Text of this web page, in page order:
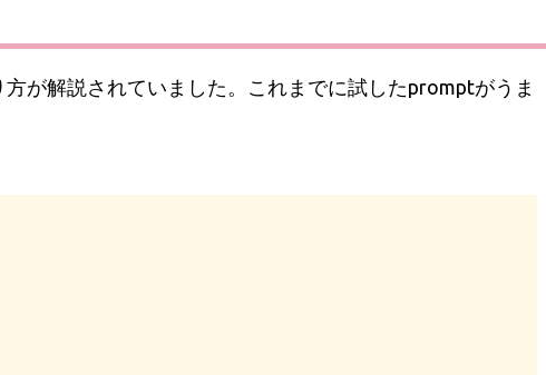
が解説されていました。これまでに試したpromptがうま